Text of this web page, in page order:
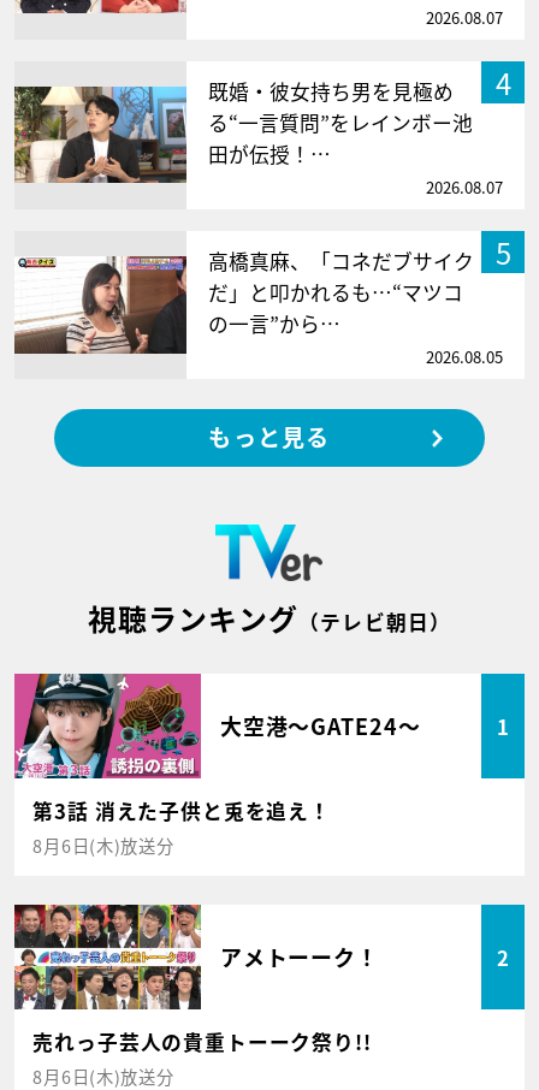
2026.08.07
4
既婚・彼女持ち男を見極め
る“一言質問”をレインボー池
田が伝授！…
2026.08.07
5
高橋真麻、「コネだブサイク
だ」と叩かれるも…“マツコ
の一言”から…
2026.08.05
もっと見る
視聴ランキング （テレビ朝日）
大空港～GATE24～ 1
第3話 消えた子供と兎を追え！
8月6日(木)放送分
アメトーーク！ 2
売れっ子芸人の貴重トーーク祭り!!
8月6日(木)放送分